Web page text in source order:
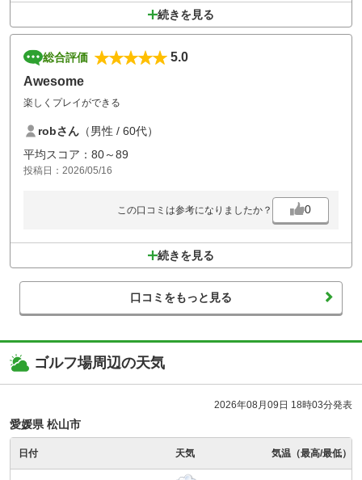
続きを見る
総合評価
5.0
Awesome
楽しくプレイができる
robさん （男性 / 60代）
平均スコア：80～89
投稿日：2026/05/16
この口コミは参考になりましたか？ 0
続きを見る
口コミをもっと見る
ゴルフ場周辺の天気
2026年08月09日 18時03分発表
愛媛県 松山市
日付 天気 気温（最高/最低）